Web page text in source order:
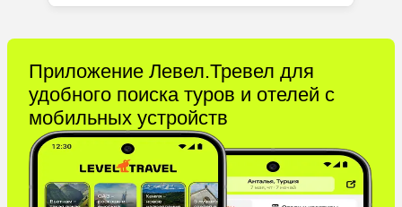
Приложение Левел.Тревел для
удобного поиска туров и отелей с
мобильных устройств